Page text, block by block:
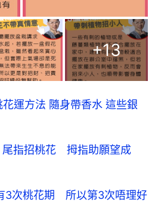
+13
運方法 隨身帶香水 這些銀
尾指招桃花 拇指助願望成
3次桃花期 所以第3次唔理好